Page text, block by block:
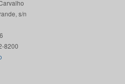
s/n